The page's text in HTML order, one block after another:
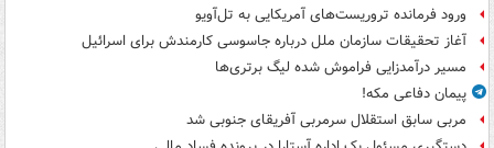
ورود فرمانده تروریست‌های آمریکایی به تل‌آویو
آغاز تحقیقات سازمان ملل درباره جاسوسی کارمندش برای اسرائیل
مسیر درآمدزایی فراموش شده لیگ برتری‌ها
پیمان دفاعی مکه!
مربی سابق استقلال سرمربی آفریقای جنوبی شد